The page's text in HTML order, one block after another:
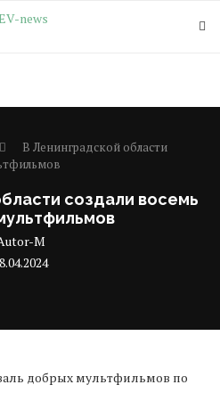
В Ленинградской области
создали восемь
M
добрых мультфильмов по